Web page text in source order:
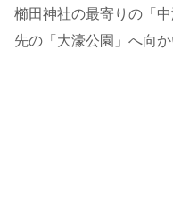
櫛田神社の最寄りの「
先の「大濠公園」へ向か